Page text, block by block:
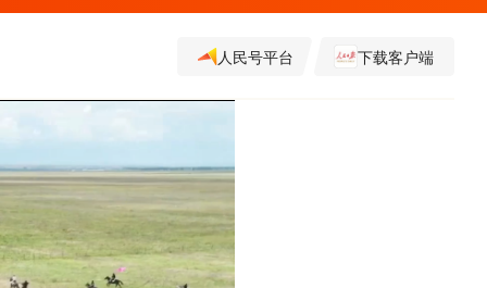
人民号平台 下载客户端